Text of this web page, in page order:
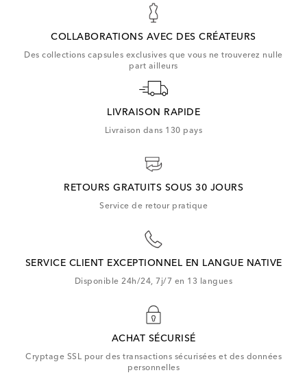
COLLABORATIONS AVEC DES CRÉATEURS
Des collections capsules exclusives que vous ne trouverez nulle
part ailleurs
LIVRAISON RAPIDE
Livraison dans 130 pays
RETOURS GRATUITS SOUS 30 JOURS
Service de retour pratique
SERVICE CLIENT EXCEPTIONNEL EN LANGUE NATIVE
Disponible 24h/24, 7j/7 en 13 langues
ACHAT SÉCURISÉ
Cryptage SSL pour des transactions sécurisées et des données
personnelles